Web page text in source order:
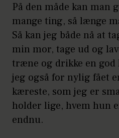
På den måde kan man
mange ting, så længe
Så kan jeg både nå at
min mor, tage ud og
træne og drikke en god
jeg også for nylig fået
kæreste, som jeg er
holder lige, hvem hun
endnu.